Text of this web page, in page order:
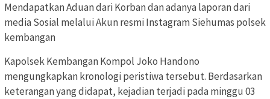
Mendapatkan Aduan dari Korban dan adanya laporan dari
media Sosial melalui Akun resmi Instagram Siehumas polsek
kembangan
Kapolsek Kembangan Kompol Joko Handono
mengungkapkan kronologi peristiwa tersebut. Berdasarkan
keterangan yang didapat, kejadian terjadi pada minggu 03